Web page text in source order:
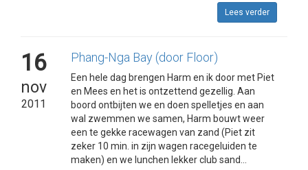
Lees verder
16
nov
2011
Phang-Nga Bay (door Floor)
Een hele dag brengen Harm en ik door met Piet
en Mees en het is ontzettend gezellig. Aan
boord ontbijten we en doen spelletjes en aan
wal zwemmen we samen, Harm bouwt weer
een te gekke racewagen van zand (Piet zit
zeker 10 min. in zijn wagen racegeluiden te
maken) en we lunchen lekker club sand...